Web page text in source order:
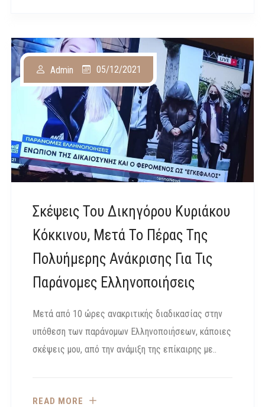
Σκέψεις Του Δικηγόρου Κυριάκου
Κόκκινου, Μετά Το Πέρας Της
Πολυήμερης Ανάκρισης Για Τις
Παράνομες Ελληνοποιήσεις
Admin 05/12/2021
Μετά από 10 ώρες ανακριτικής διαδικασίας στην
υπόθεση των παράνομων Ελληνοποιήσεων, κάποιες
σκέψεις μου, από την ανάμιξη της επίκαιρης με..
READ MORE